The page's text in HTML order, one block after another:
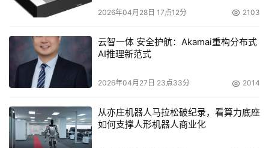
2026年04月28日 17点12分 2103
云智一体 安全护航：Akamai重构分布式
AI推理新范式
2026年04月27日 23点33分 2014
从亦庄机器人马拉松破纪录，看算力底座
如何支撑人形机器人商业化